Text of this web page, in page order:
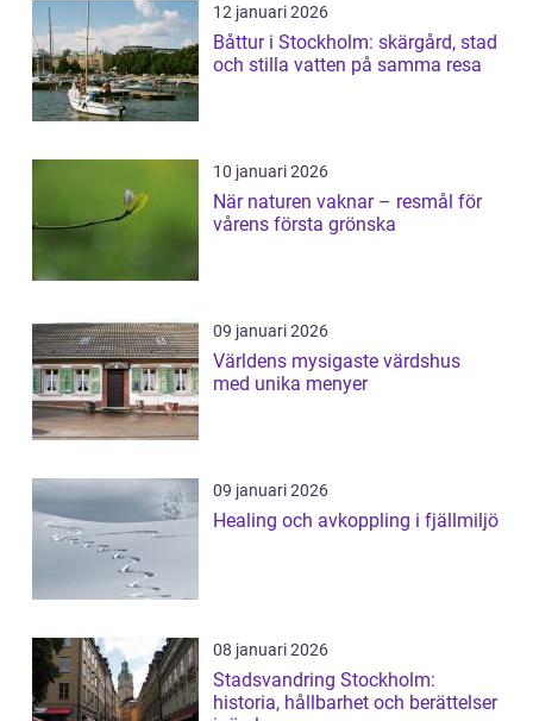
12 januari 2026
Båttur i Stockholm: skärgård, stad
och stilla vatten på samma resa
10 januari 2026
När naturen vaknar – resmål för
vårens första grönska
09 januari 2026
Världens mysigaste värdshus
med unika menyer
09 januari 2026
Healing och avkoppling i fjällmiljö
08 januari 2026
Stadsvandring Stockholm:
historia, hållbarhet och berättelser